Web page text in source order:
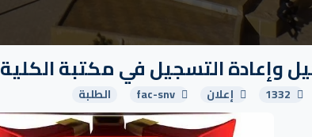
وإعادة التسجيل في مكتبة الكلية
1332 إعلان fac-snv الطلبة